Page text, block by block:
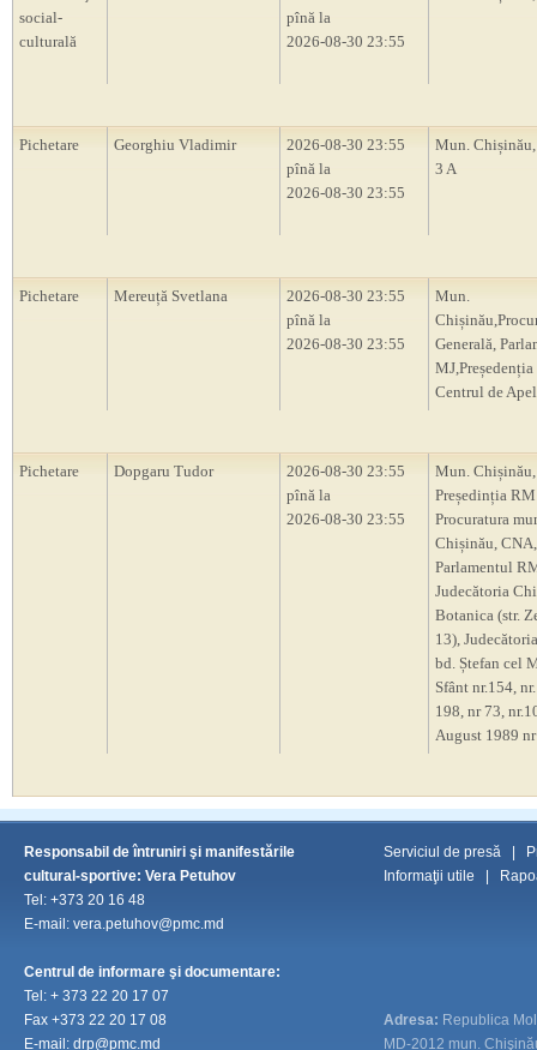
social-
culturală
pînă la
2026-08-30 23:55
Pichetare Georghiu Vladimir
2026-08-30 23:55
pînă la
2026-08-30 23:55
Mun.
3 A
Pichetare Mereuță Svetlana
2026-08-30 23:55
pînă la
2026-08-30 23:55
Mun.
Generală,
Centrul de Apel
Pichetare Dopgaru Tudor
2026-08-30 23:55
pînă la
2026-08-30 23:55
Mun. Chișinău,
Președinția
Procuratura
Chișinău, CNA,
Parlamentul
Judecătoria
Botanica (str.
13),
bd. Ștefan cel
Sfânt nr.154,
198, nr 73,
August 1989 nr
Responsabil de întruniri şi manifestările
cultural-sportive: Vera Petuhov
Tel: +373 20 16 48
E-mail: vera.petuhov@pmc.md
Centrul de informare şi documentare:
Tel: + 373 22 20 17 07
Fax +373 22 20 17 08
E-mail: drp@pmc.md
Serviciul de presă
Informaţii utile
Adresa: Republica
MD-2012 mun.